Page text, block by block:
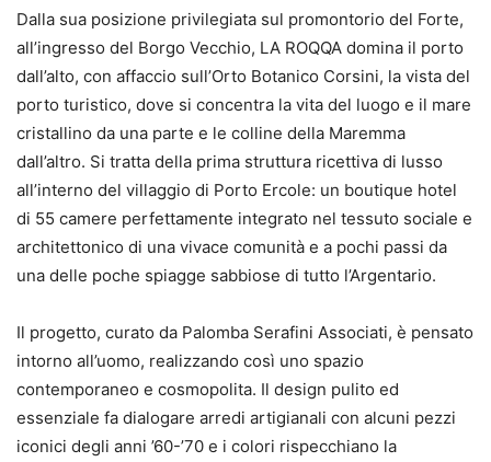
Dalla sua posizione privilegiata sul promontorio del Forte,
all’ingresso del Borgo Vecchio, LA ROQQA domina il porto
dall’alto, con affaccio sull’Orto Botanico Corsini, la vista del
porto turistico, dove si concentra la vita del luogo e il mare
cristallino da una parte e le colline della Maremma
dall’altro. Si tratta della prima struttura ricettiva di lusso
all’interno del villaggio di Porto Ercole: un boutique hotel
di 55 camere perfettamente integrato nel tessuto sociale e
architettonico di una vivace comunità e a pochi passi da
una delle poche spiagge sabbiose di tutto l’Argentario.
Il progetto, curato da Palomba Serafini Associati, è pensato
intorno all’uomo, realizzando così uno spazio
contemporaneo e cosmopolita. Il design pulito ed
essenziale fa dialogare arredi artigianali con alcuni pezzi
iconici degli anni ’60-’70 e i colori rispecchiano la